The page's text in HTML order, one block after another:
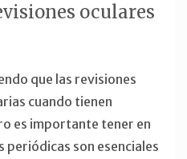
oculares
que las revisiones
cuando tienen
es importante tener en
periódicas son esenciales